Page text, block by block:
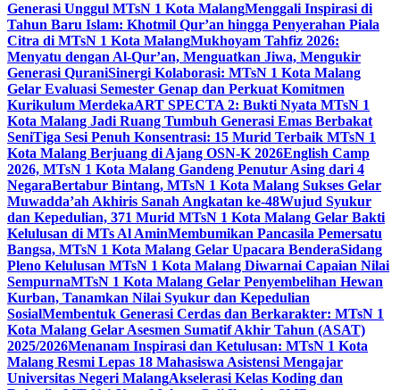
Generasi Unggul MTsN 1 Kota MalangMenggali Inspirasi di
Tahun Baru Islam: Khotmil Qur’an hingga Penyerahan Piala
Citra di MTsN 1 Kota MalangMukhoyam Tahfiz 2026:
Menyatu dengan Al-Qur’an, Menguatkan Jiwa, Mengukir
Generasi QuraniSinergi Kolaborasi: MTsN 1 Kota Malang
Gelar Evaluasi Semester Genap dan Perkuat Komitmen
Kurikulum MerdekaART SPECTA 2: Bukti Nyata MTsN 1
Kota Malang Jadi Ruang Tumbuh Generasi Emas Berbakat
SeniTiga Sesi Penuh Konsentrasi: 15 Murid Terbaik MTsN 1
Kota Malang Berjuang di Ajang OSN-K 2026English Camp
2026, MTsN 1 Kota Malang Gandeng Penutur Asing dari 4
NegaraBertabur Bintang, MTsN 1 Kota Malang Sukses Gelar
Muwadda’ah Akhiris Sanah Angkatan ke-48Wujud Syukur
dan Kepedulian, 371 Murid MTsN 1 Kota Malang Gelar Bakti
Kelulusan di MTs Al AminMembumikan Pancasila Pemersatu
Bangsa, MTsN 1 Kota Malang Gelar Upacara BenderaSidang
Pleno Kelulusan MTsN 1 Kota Malang Diwarnai Capaian Nilai
SempurnaMTsN 1 Kota Malang Gelar Penyembelihan Hewan
Kurban, Tanamkan Nilai Syukur dan Kepedulian
SosialMembentuk Generasi Cerdas dan Berkarakter: MTsN 1
Kota Malang Gelar Asesmen Sumatif Akhir Tahun (ASAT)
2025/2026Menanam Inspirasi dan Ketulusan: MTsN 1 Kota
Malang Resmi Lepas 18 Mahasiswa Asistensi Mengajar
Universitas Negeri MalangAkselerasi Kelas Koding dan